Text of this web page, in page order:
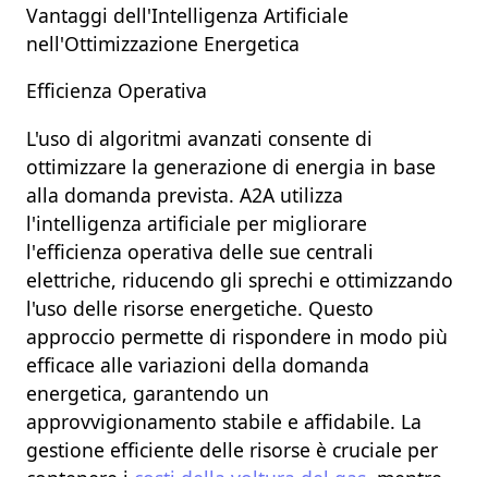
Vantaggi dell'Intelligenza Artificiale
nell'Ottimizzazione Energetica
Efficienza Operativa
L'uso di algoritmi avanzati consente di
ottimizzare la generazione di energia in base
alla domanda prevista. A2A utilizza
l'intelligenza artificiale per migliorare
l'efficienza operativa delle sue centrali
elettriche, riducendo gli sprechi e ottimizzando
l'uso delle risorse energetiche. Questo
approccio permette di rispondere in modo più
efficace alle variazioni della domanda
energetica, garantendo un
approvvigionamento stabile e affidabile. La
gestione efficiente delle risorse è cruciale per